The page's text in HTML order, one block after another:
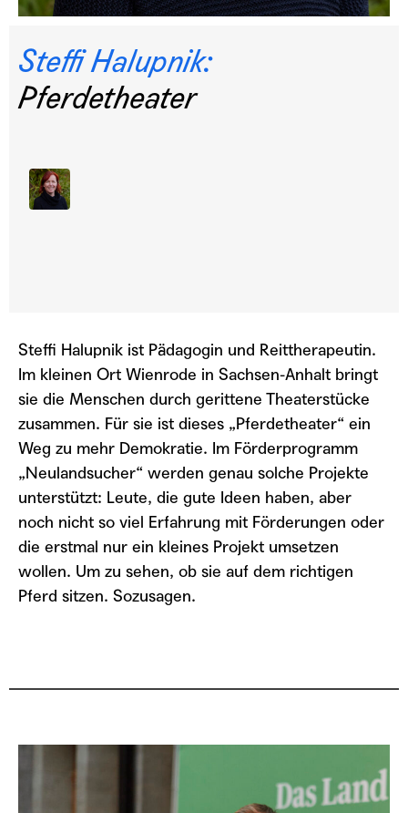
Steffi Halupnik:
Pferdetheater
ABONNIEREN
TEILEN
RSS FEED
LINK
EMBED
Steffi Halupnik ist Pädagogin und Reittherapeutin.
Im kleinen Ort Wienrode in Sachsen-Anhalt bringt
sie die Menschen durch gerittene Theaterstücke
zusammen. Für sie ist dieses „Pferdetheater“ ein
Weg zu mehr Demokratie. Im Förderprogramm
„Neulandsucher“ werden genau solche Projekte
unterstützt: Leute, die gute Ideen haben, aber
noch nicht so viel Erfahrung mit Förderungen oder
die erstmal nur ein kleines Projekt umsetzen
wollen. Um zu sehen, ob sie auf dem richtigen
Pferd sitzen. Sozusagen.